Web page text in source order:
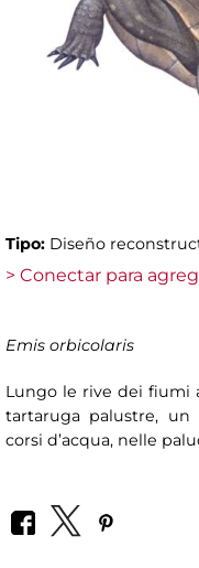
Tipo: Diseño
> Conectar para
Emis orbicolaris
Lungo le rive dei fiumi
tartaruga palustre,
corsi d’acqua, nelle